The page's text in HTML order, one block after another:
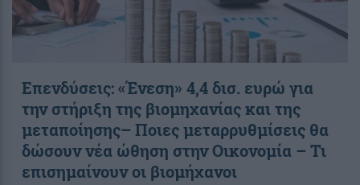
Επενδύσεις: «Ένεση» 4,4 δισ. ευρώ για
την στήριξη της βιομηχανίας και της
μεταποίησης– Ποιες μεταρρυθμίσεις θα
δώσουν νέα ώθηση στην Οικονομία – Τι
επισημαίνουν οι βιομήχανοι